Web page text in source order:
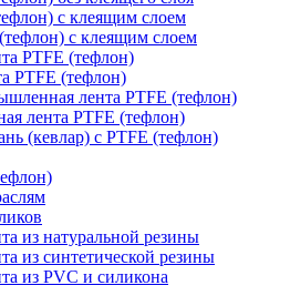
с клеящим слоем
с клеящим слоем
PTFE (тефлон)
PTFE (тефлон)
лента PTFE (тефлон)
лента PTFE (тефлон)
(кевлар) с PTFE (тефлон)
из натуральной резины
из синтетической резины
из PVC и силикона